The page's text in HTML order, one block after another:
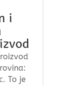
i
To je